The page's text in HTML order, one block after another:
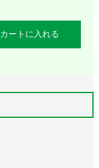
カートに入れる